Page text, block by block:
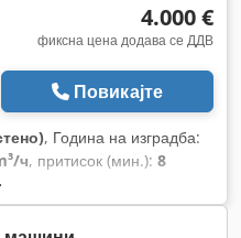
4.000 €
фиксна цена додава се ДДВ
Повикајте
, Година на изградба:
ч, притисок (мин.): 8